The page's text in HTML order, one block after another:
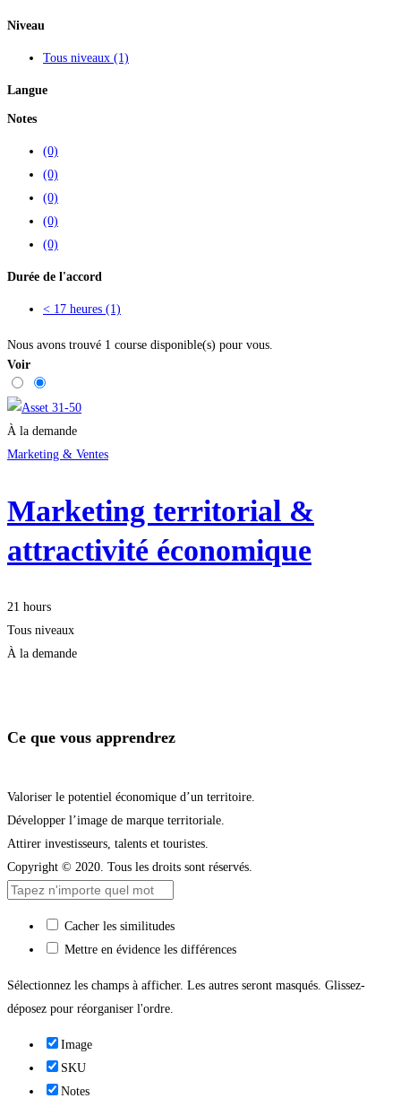
Niveau
Tous niveaux (1)
Langue
Notes
(0)
(0)
(0)
(0)
(0)
Durée de l'accord
< 17 heures (1)
Nous avons trouvé 1 course disponible(s) pour vous.
Voir
À la demande
Marketing & Ventes
Marketing territorial &
attractivité économique
21 hours
Tous niveaux
À la demande
Ce que vous apprendrez
Valoriser le potentiel économique d’un territoire.
Développer l’image de marque territoriale.
Attirer investisseurs, talents et touristes.
Copyright © 2020. Tous les droits sont réservés.
Cacher les similitudes
Mettre en évidence les différences
Sélectionnez les champs à afficher. Les autres seront masqués. Glissez-
déposez pour réorganiser l'ordre.
Image
SKU
Notes